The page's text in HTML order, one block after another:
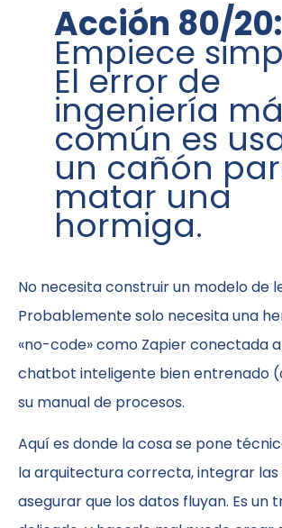
Acción 80/20:
Empiece
El error de
ingeniería
común es
un cañón
matar una
hormiga.
No necesita construir un modelo de
Probablemente solo necesita una
«no-code» como Zapier conectada a
chatbot inteligente bien entrenado
su manual de procesos.
Aquí es donde la cosa se pone
la arquitectura correcta, integrar las
asegurar que los datos fluyan. Es un